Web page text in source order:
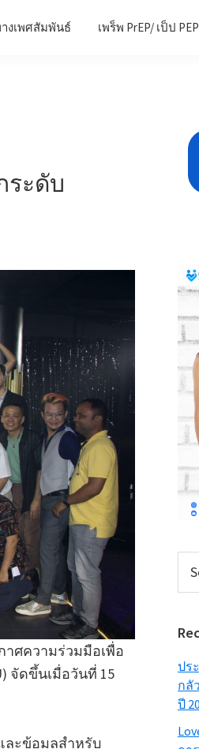
งเพศสัมพันธ์ เพร็พ PrEP/ เป็ป PEP
ะดับ
าศความร่วมมือเพื่อ
จัดขึ้นเมื่อวันที่ 15
ละข้อมูลสำหรับ
this
ปร
กลั
ปี